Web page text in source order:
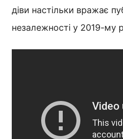
діви настільки вражає
незалежності у 2019-му